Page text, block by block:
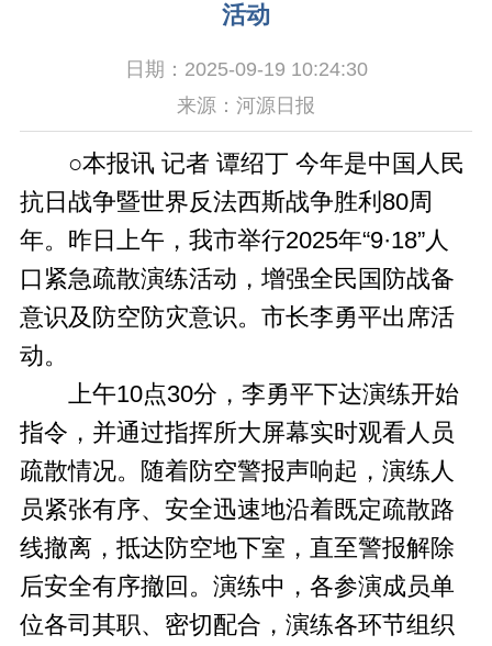
活动
日期：2025-09-19 10:24:30
来源：河源日报
○本报讯 记者 谭绍丁 今年是中国人民
抗日战争暨世界反法西斯战争胜利80周
年。昨日上午，我市举行2025年“9·18”人
口紧急疏散演练活动，增强全民国防战备
意识及防空防灾意识。市长李勇平出席活
动。
上午10点30分，李勇平下达演练开始
指令，并通过指挥所大屏幕实时观看人员
疏散情况。随着防空警报声响起，演练人
员紧张有序、安全迅速地沿着既定疏散路
线撤离，抵达防空地下室，直至警报解除
后安全有序撤回。演练中，各参演成员单
位各司其职、密切配合，演练各环节组织